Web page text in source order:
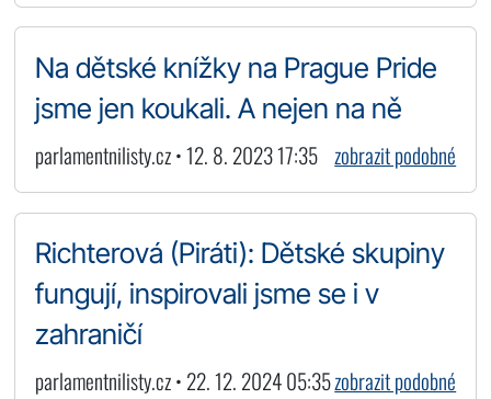
Na dětské knížky na Prague Pride
jsme jen koukali. A nejen na ně
parlamentnilisty.cz • 12. 8. 2023 17:35 zobrazit podobné
Richterová (Piráti): Dětské skupiny
fungují, inspirovali jsme se i v
zahraničí
parlamentnilisty.cz • 22. 12. 2024 05:35zobrazit podobné